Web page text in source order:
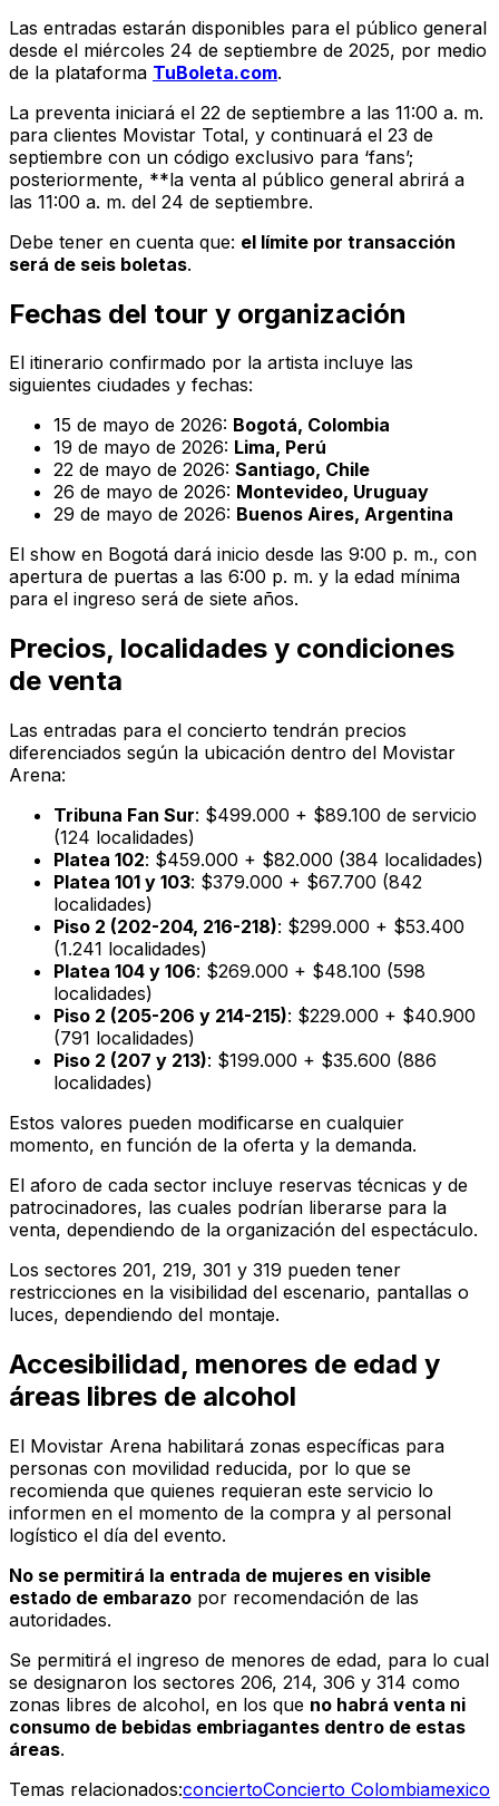
Las entradas estarán disponibles para el público general
desde el miércoles 24 de septiembre de 2025, por medio
de la plataforma TuBoleta.com.
La preventa iniciará el 22 de septiembre a las 11:00 a. m.
para clientes Movistar Total, y continuará el 23 de
septiembre con un código exclusivo para ‘fans’;
posteriormente, **la venta al público general abrirá a
las 11:00 a. m. del 24 de septiembre.
Debe tener en cuenta que: el límite por transacción
será de seis boletas.
Fechas del tour y organización
El itinerario confirmado por la artista incluye las
siguientes ciudades y fechas:
15 de mayo de 2026: Bogotá, Colombia
19 de mayo de 2026: Lima, Perú
22 de mayo de 2026: Santiago, Chile
26 de mayo de 2026: Montevideo, Uruguay
29 de mayo de 2026: Buenos Aires, Argentina
El show en Bogotá dará inicio desde las 9:00 p. m., con
apertura de puertas a las 6:00 p. m. y la edad mínima
para el ingreso será de siete años.
Precios, localidades y condiciones
de venta
Las entradas para el concierto tendrán precios
diferenciados según la ubicación dentro del Movistar
Arena:
Tribuna Fan Sur: $499.000 + $89.100 de servicio
(124 localidades)
Platea 102: $459.000 + $82.000 (384 localidades)
Platea 101 y 103: $379.000 + $67.700 (842
localidades)
Piso 2 (202-204, 216-218): $299.000 + $53.400
(1.241 localidades)
Platea 104 y 106: $269.000 + $48.100 (598
localidades)
Piso 2 (205-206 y 214-215): $229.000 + $40.900
(791 localidades)
Piso 2 (207 y 213): $199.000 + $35.600 (886
localidades)
Estos valores pueden modificarse en cualquier
momento, en función de la oferta y la demanda.
El aforo de cada sector incluye reservas técnicas y de
patrocinadores, las cuales podrían liberarse para la
venta, dependiendo de la organización del espectáculo.
Los sectores 201, 219, 301 y 319 pueden tener
restricciones en la visibilidad del escenario, pantallas o
luces, dependiendo del montaje.
Accesibilidad, menores de edad y
áreas libres de alcohol
El Movistar Arena habilitará zonas específicas para
personas con movilidad reducida, por lo que se
recomienda que quienes requieran este servicio lo
informen en el momento de la compra y al personal
logístico el día del evento.
No se permitirá la entrada de mujeres en visible
estado de embarazo por recomendación de las
autoridades.
Se permitirá el ingreso de menores de edad, para lo cual
se designaron los sectores 206, 214, 306 y 314 como
zonas libres de alcohol, en los que no habrá venta ni
consumo de bebidas embriagantes dentro de estas
áreas.
Temas relacionados:conciertoConcierto Colombiamexico